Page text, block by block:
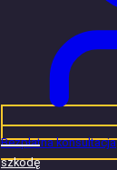
Bezpłatna konsultacja
szkodę